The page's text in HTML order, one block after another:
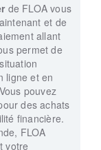
de FLOA vous
et de
allant
permet de
ligne et en
pouvez
des achats
financière.
FLOA
votre